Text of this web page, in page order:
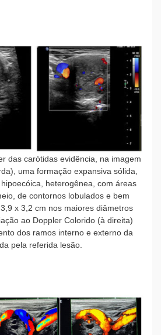
das carótidas evidência, na imagem
uma formação expansiva sólida,
heterogênea, com áreas
de contornos lobulados e bem
x 3,2 cm nos maiores diâmetros
ao Doppler Colorido (à direita)
dos ramos interno e externo da
pela referida lesão.